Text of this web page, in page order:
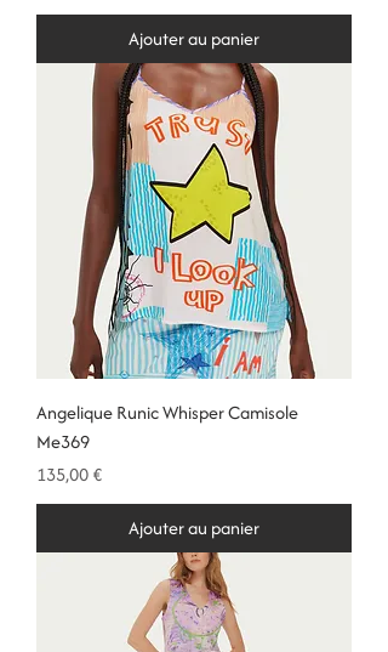
Ajouter au panier
Angelique Runic Whisper Camisole
Me369
Prix
135,00 €
Ajouter au panier